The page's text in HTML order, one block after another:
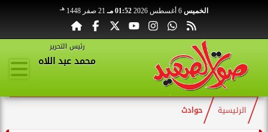
الخميس 01:52 مـ 21 صفر 1448 هـ
رئيس التحرير
محمد عبد اللاه
الرئيسية حوادث